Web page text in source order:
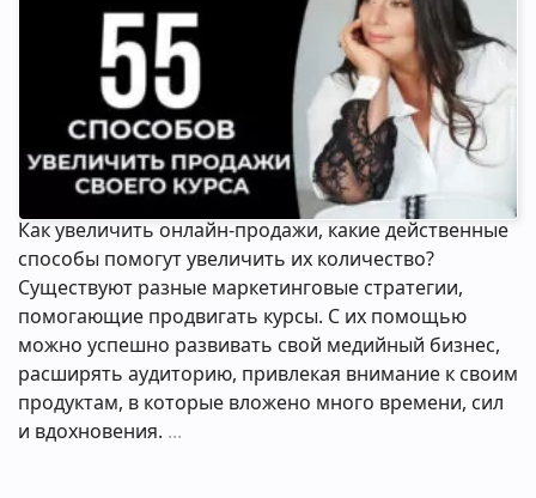
Как увеличить онлайн-продажи, какие действенные
способы помогут увеличить их количество?
Существуют разные маркетинговые стратегии,
помогающие продвигать курсы. С их помощью
можно успешно развивать свой медийный бизнес,
расширять аудиторию, привлекая внимание к своим
продуктам, в которые вложено много времени, сил
и вдохновения.